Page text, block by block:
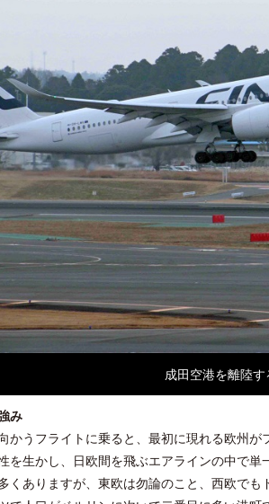
成田空港を離陸
み
かうフライトに乗ると、最初に現れる欧州
を生かし、日欧間を飛ぶエアラインの中で
くありますが、東欧は勿論のこと、西欧で
開業
アット
新